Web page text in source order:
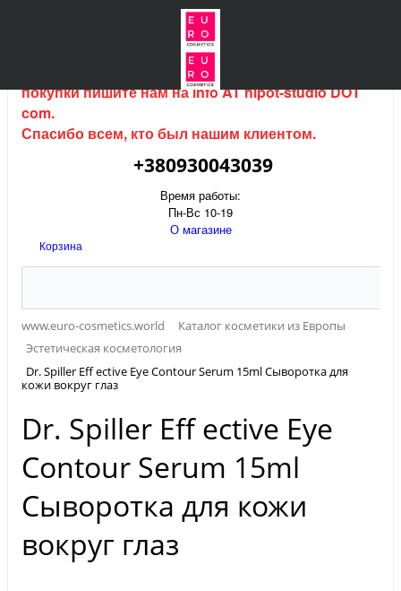
Интернет магазин (данный сайт) продается, для
покупки пишите нам наinfo AT hipot-studio DOT
com.
Спасибо всем, кто был нашим клиентом.
+380930043039
Время работы:
Пн-Вс 10-19
О магазине
Корзина
www.euro-cosmetics.world
Каталог косметики из Европы
Эстетическая косметология
Dr. Spiller Eff ective Eye Contour Serum 15ml Сыворотка для
кожи вокруг глаз
Dr. Spiller Eff ective Eye
Contour Serum 15ml
Сыворотка для кожи
вокруг глаз